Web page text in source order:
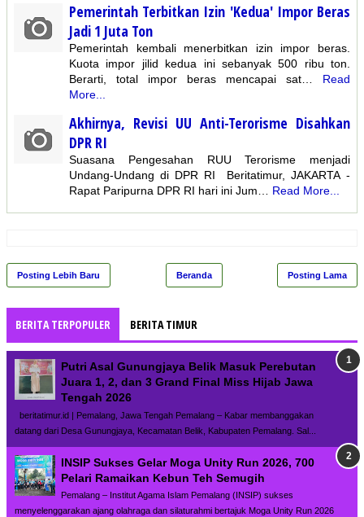
Pemerintah Terbitkan Izin 'Kedua' Impor Beras
Jadi 1 Juta Ton
Pemerintah kembali menerbitkan izin impor beras.
Kuota impor jilid kedua ini sebanyak 500 ribu ton.
Berarti, total impor beras mencapai sat…
Read
More...
Akhirnya, Revisi UU Anti-Terorisme Disahkan
DPR RI
Suasana Pengesahan RUU Terorisme menjadi
Undang-Undang di DPR RI Beritatimur, JAKARTA -
Rapat Paripurna DPR RI hari ini Jum… Read More...
Posting Lebih Baru Posting Lama
Beranda
BERITA TERPOPULER BERITA TIMUR
Putri Asal Gunungjaya Belik Masuk Perebutan
Juara 1, 2, dan 3 Grand Final Miss Hijab Jawa
Tengah 2026
beritatimur.id | Pemalang, Jawa Tengah Pemalang – Kabar membanggakan
datang dari Desa Gunungjaya, Kecamatan Belik, Kabupaten Pemalang. Sal...
INSIP Sukses Gelar Moga Unity Run 2026, 700
Pelari Ramaikan Kebun Teh Semugih
Pemalang – Institut Agama Islam Pemalang (INSIP) sukses
menyelenggarakan ajang olahraga dan silaturahmi bertajuk Moga Unity Run 2026